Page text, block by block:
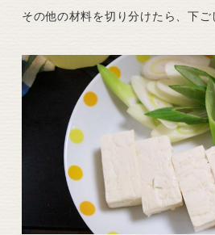
その他の材料を切り分けたら、下ご